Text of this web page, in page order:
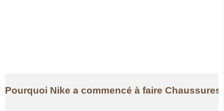
Pourquoi Nike a commencé à faire